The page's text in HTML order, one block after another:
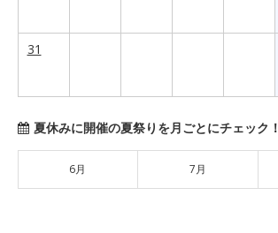
31
夏休みに開催の夏祭りを月ごとにチェック！
6月 7月